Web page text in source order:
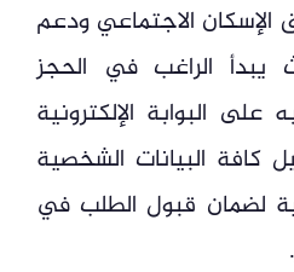
الإسكان الاجتماعي ودعم
يبدأ الراغب في الحجز
البوابة الإلكترونية
كافة البيانات الشخصية
لضمان قبول الطلب في